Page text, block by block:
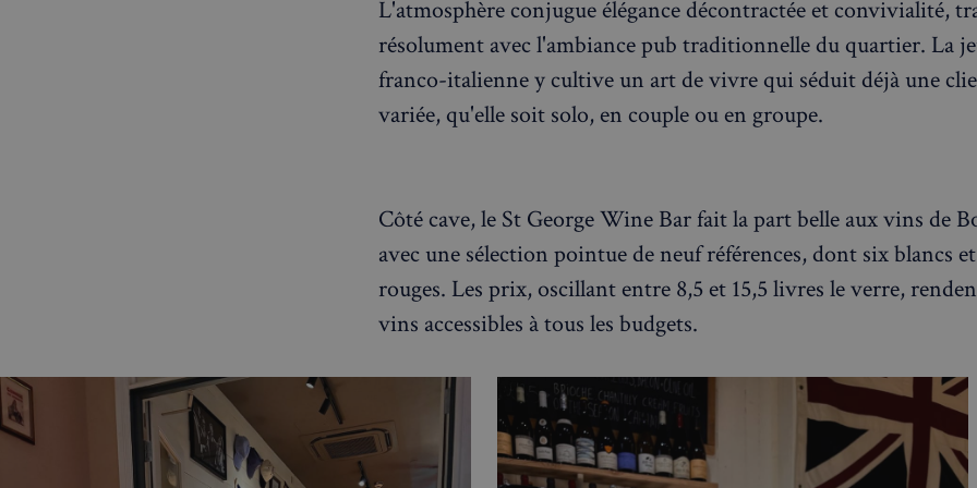
L'atmosphère conjugue élégance décontractée et convivialité,
résolument avec l'ambiance pub traditionnelle du quartier. La
franco-italienne y cultive un art de vivre qui séduit déjà une
variée, qu'elle soit solo, en couple ou en groupe.
Côté cave, le St George Wine Bar fait la part belle aux vins de
avec une sélection pointue de neuf références, dont six blancs
rouges. Les prix, oscillant entre 8,5 et 15,5 livres le verre,
vins accessibles à tous les budgets.
informations telles que l'adresse IP,
comportement potentiellement
CookieScriptConsent
CookieScript
4
semaines
2 jours
Ce cookie est utilisé par le service
pour mémoriser les préférences de
visiteurs en matière de cookies. Il
bannière de cookies Cookie-
VISITOR_PRIVACY_METADATA
YouTube
.youtube.com
5 mois 4
Ce cookie est utilisé pour stocker le
l'utilisateur et les choix de
interaction avec le site. Il enregistre
consentement du visiteur
politiques et paramètres de
ce que leurs préférences soient
Nom
Fournisseur/
Domaine
Expiration
Fournisseur/
Domaine
Expiration
Nom Fournisseur/Domaine
Description
bokunSessionId_e31aadc8-
francaisalondres.com